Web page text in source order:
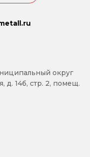
округ
д. 14б, стр. 2, помещ.